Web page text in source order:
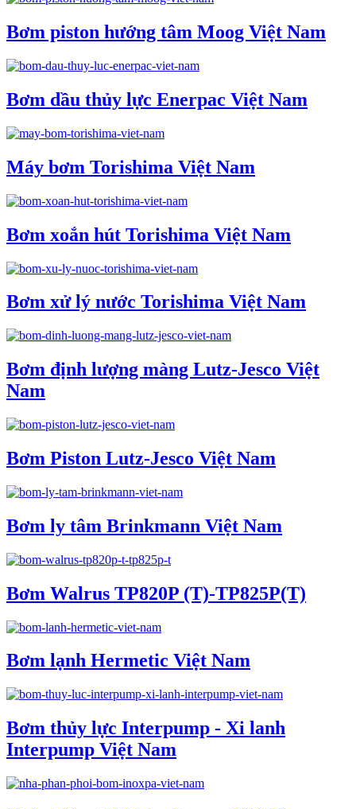
Bơm piston hướng tâm Moog Việt Nam
Bơm dầu thủy lực Enerpac Việt Nam
Máy bơm Torishima Việt Nam
Bơm xoắn hút Torishima Việt Nam
Bơm xử lý nước Torishima Việt Nam
Bơm định lượng màng Lutz-Jesco Việt
Nam
Bơm Piston Lutz-Jesco Việt Nam
Bơm ly tâm Brinkmann Việt Nam
Bơm Walrus TP820P (T)-TP825P(T)
Bơm lạnh Hermetic Việt Nam
Bơm thủy lực Interpump - Xi lanh
Interpump Việt Nam